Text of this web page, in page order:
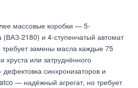
массовые коробки — 5-
(ВАЗ-2180) и 4-ступенчатый автомат
замены масла каждые 75
хруста или затруднённого
синхронизаторов и
— надёжный агрегат, но требует